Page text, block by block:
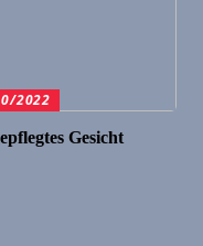
2022
Gesicht